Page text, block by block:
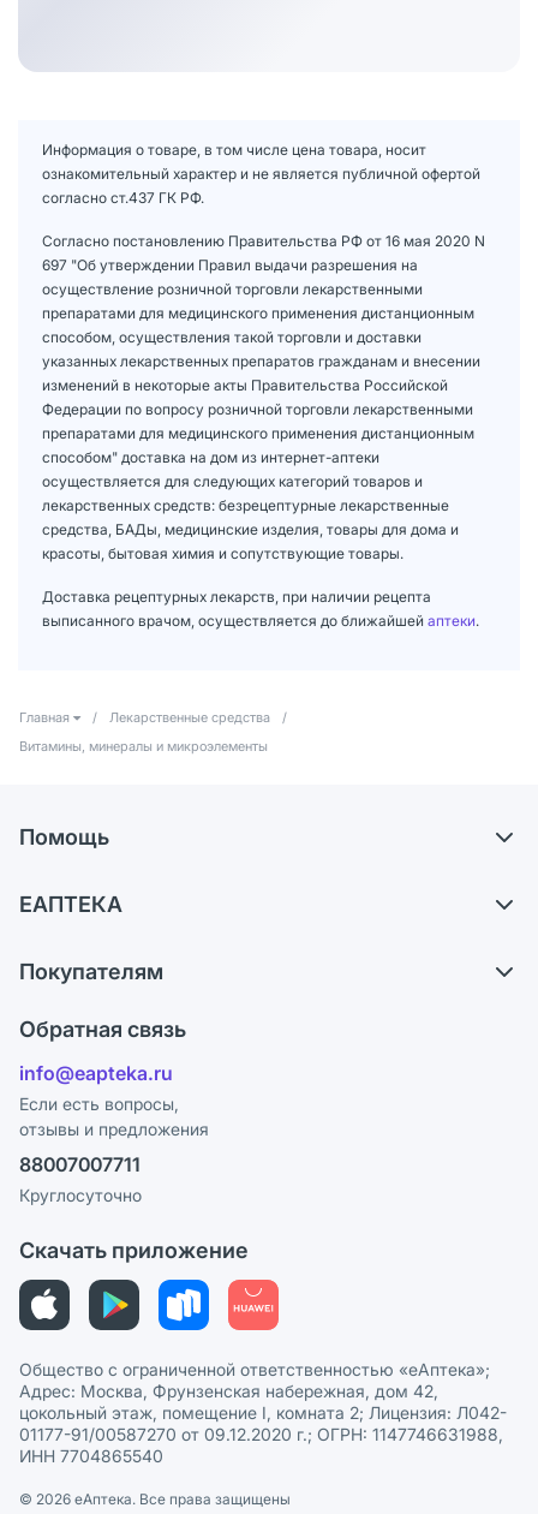
Информация о товаре, в том числе цена товара, носит
ознакомительный характер и не является публичной офертой
согласно ст.437 ГК РФ.
Согласно постановлению Правительства РФ от 16 мая 2020 N
697 "Об утверждении Правил выдачи разрешения на
осуществление розничной торговли лекарственными
препаратами для медицинского применения дистанционным
способом, осуществления такой торговли и доставки
указанных лекарственных препаратов гражданам и внесении
изменений в некоторые акты Правительства Российской
Федерации по вопросу розничной торговли лекарственными
препаратами для медицинского применения дистанционным
способом" доставка на дом из интернет-аптеки
осуществляется для следующих категорий товаров и
лекарственных средств: безрецептурные лекарственные
средства, БАДы, медицинские изделия, товары для дома и
красоты, бытовая химия и сопутствующие товары.
Доставка рецептурных лекарств, при наличии рецепта
выписанного врачом, осуществляется до ближайшей аптеки.
Главная / Лекарственные средства
/
Витамины, минералы и микроэлементы
Помощь
Самовывоз из аптек
Ответы на вопросы
Блог
ЕАПТЕКА
Карьера
Поставщики
Лицензия
Реклама на сайте
Ваши товары на ЕАПТЕКЕ
Покупателям
Программа СберСпасибо
Политика конфиденциальности
Пользовательское соглашение
Политика рекомендаций
Этика и соответствие
Политика в отношении обработки персональных данных
Обратная связь
info@eapteka.ru
Если есть вопросы,
отзывы и предложения
88007007711
Круглосуточно
Скачать приложение
Общество с ограниченной ответственностью «еАптека»;
Адрес: Москва, Фрунзенская набережная, дом 42,
цокольный этаж, помещение I, комната 2; Лицензия: Л042-
01177-91/00587270 от 09.12.2020 г.; ОГРН: 1147746631988,
ИНН 7704865540
© 2026 eАптека. Все права защищены